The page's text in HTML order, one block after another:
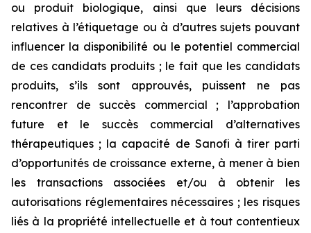
ou produit biologique, ainsi que leurs décisions
relatives à l’étiquetage ou à d’autres sujets pouvant
influencer la disponibilité ou le potentiel commercial
de ces candidats produits ; le fait que les candidats
produits, s’ils sont approuvés, puissent ne pas
rencontrer de succès commercial ; l’approbation
future et le succès commercial d’alternatives
thérapeutiques ; la capacité de Sanofi à tirer parti
d’opportunités de croissance externe, à mener à bien
les transactions associées et/ou à obtenir les
autorisations réglementaires nécessaires ; les risques
liés à la propriété intellectuelle et à tout contentieux